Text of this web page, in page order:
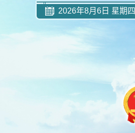
2026年8月6日 星期四